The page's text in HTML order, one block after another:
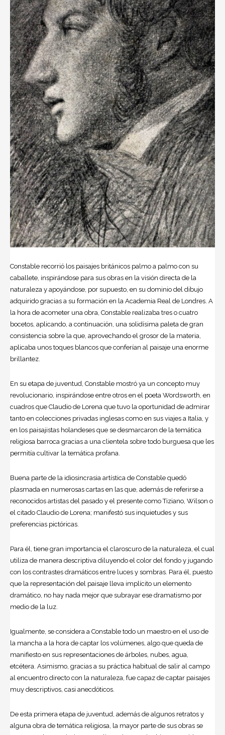
Constable recorrió los paisajes británicos palmo a palmo con su
caballete, inspirándose para sus obras en la visión directa de la
naturaleza y apoyándose, por supuesto, en su dominio del dibujo
adquirido gracias a su formación en la Academia Real de Londres. A
la hora de acometer una obra, Constable realizaba tres o cuatro
bocetos, aplicando, a continuación, una solidísima paleta de gran
consistencia sobre la que, aprovechando el grosor de la materia,
aplicaba unos toques blancos que conferían al paisaje una enorme
brillantez.
En su etapa de juventud, Constable mostró ya un concepto muy
revolucionario, inspirándose entre otros en el poeta Wordsworth, en
cuadros que Claudio de Lorena que tuvo la oportunidad de admirar
tanto en colecciones privadas inglesas como en sus viajes a Italia, y
en los paisajistas holandeses que se desmarcaron de la temática
religiosa barroca gracias a una clientela sobre todo burguesa que les
permitía cultivar la temática profana.
Buena parte de la idiosincrasia artística de Constable quedó
plasmada en numerosas cartas en las que, además de referirse a
reconocidos artistas del pasado y el presente como Tiziano, Wilson o
el citado Claudio de Lorena; manifestó sus inquietudes y sus
preferencias pictóricas.
Para él, tiene gran importancia el claroscuro de la naturaleza, el cual
utiliza de manera descriptiva diluyendo el color del fondo y jugando
con los contrastes dramáticos entre luces y sombras. Para él, puesto
que la representación del paisaje lleva implícito un elemento
dramático, no hay nada mejor que subrayar ese dramatismo por
medio de la luz.
Igualmente, se considera a Constable todo un maestro en el uso de
la mancha a la hora de captar los volúmenes, algo que queda de
manifiesto en sus representaciones de árboles, nubes, agua,
etcétera. Asimismo, gracias a su práctica habitual de salir al campo
al encuentro directo con la naturaleza, fue capaz de captar paisajes
muy descriptivos, casi anecdóticos.
De esta primera etapa de juventud, además de algunos retratos y
alguna obra de temática religiosa, la mayor parte de sus obras se